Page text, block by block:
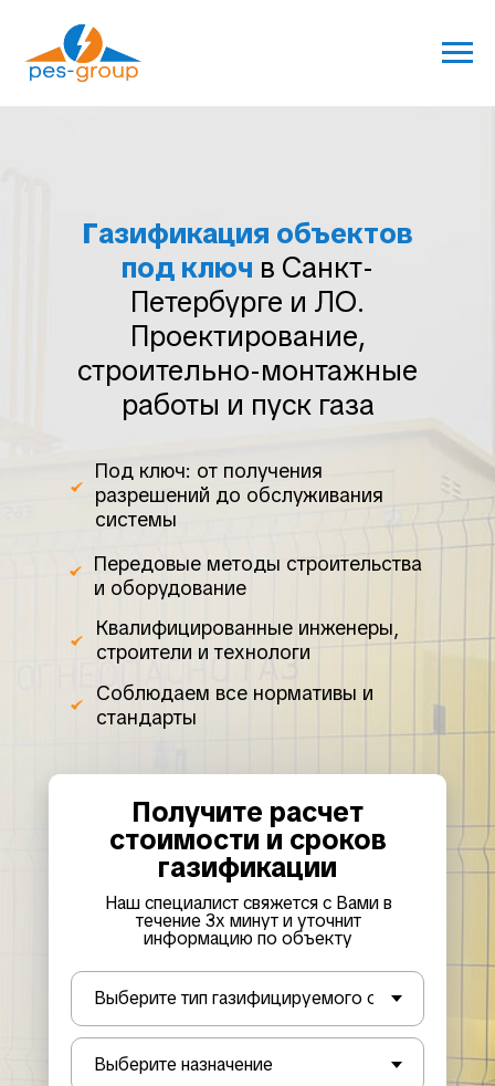
Газификация объектов
под ключ в Санкт-
Петербурге и ЛО.
Проектирование,
строительно-монтажные
работы и пуск газа
Cоблюдаем все нормативы и
стандарты
Передовые методы строительства
и оборудование
Под ключ: от получения
разрешений до обслуживания
системы
Квалифицированные инженеры,
строители и технологи
Наш специалист свяжется с Вами в
течение 3х минут и уточнит
информацию по объекту
Получите расчет
стоимости и сроков
газификации